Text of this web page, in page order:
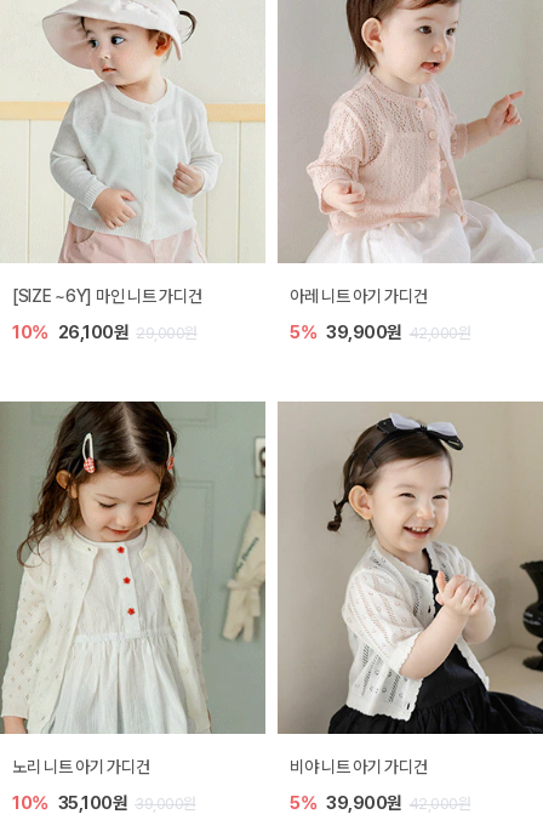
[SIZE ~6Y] 마인 니트 가디건
10% 26,100원 29,000원
아레 니트 아기 가디건
5% 39,900원 42,000원
노리 니트 아기 가디건
10% 35,100원 39,000원
비야 니트 아기 가디건
5% 39,900원 42,000원